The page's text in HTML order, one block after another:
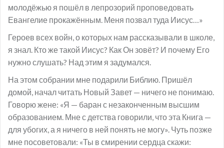
молодёжью я пошёл в лепрозорий проповедовать
Евангелие прокажённым. Меня позвал туда Иисус…»
Героев всех войн, о которых нам рассказывали в школе,
я знал. Кто же такой Иисус? Как Он зовёт? И почему Его
нужно слушать? Над этим я задумался.
На этом собрании мне подарили Библию. Пришёл
домой, начал читать Новый Завет — ничего не понимаю.
Говорю жене: «Я — баран с незаконченным высшим
образованием. Мне с детства говорили, что эта Книга —
для убогих, а я ничего в ней понять не могу». Чуть позже
мне посоветовали: «Ты в смирении сердца скажи: